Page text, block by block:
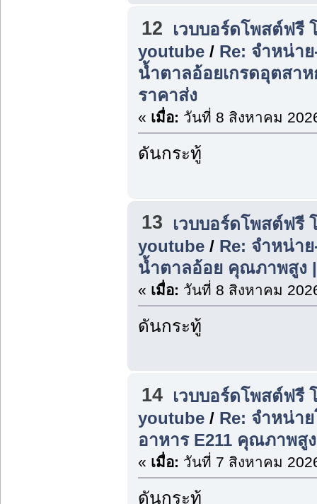
12
เวบบอร์ดโพสต์ฟรี
youtube/ Re: จำหน่า
น้ำตาลอ้อยเกรดอุตสา
ราคาส่ง
« เมื่อ: วันที่ 8 สิงหาคม
ดันกระทู้
13
เวบบอร์ดโพสต์ฟรี
youtube/ Re: จำหน่า
น้ำตาลอ้อย คุณภาพสูง
« เมื่อ: วันที่ 8 สิงหาคม
ดันกระทู้
14 เวบบอร์ดโพสต์ฟรี
youtube/ Re: จำหน่าย
อาหาร E211 คุณภาพสู
« เมื่อ: วันที่ 7 สิงหาคม
ดันกระทู้